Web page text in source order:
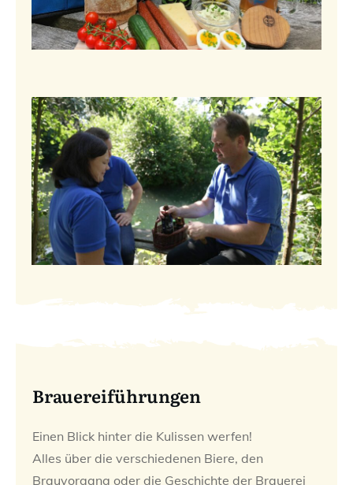
Brauereiführungen
Einen Blick hinter die Kulissen werfen!
Alles über die verschiedenen Biere, den
Brauvorgang oder die Geschichte der Brauerei